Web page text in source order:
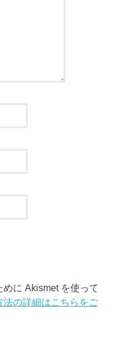
に Akismet を使って
法の詳細はこちらをご